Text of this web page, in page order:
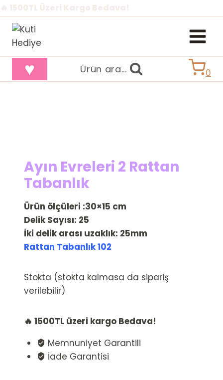
geç
♥ Ürün ara... 0
Ayın Evreleri 2 Rattan
Tabanlık
Ürün ölçüleri :30×15 cm
Delik Sayısı: 25
İki delik arası uzaklık: 25mm
Rattan Tabanlık 102
Stokta (stokta kalmasa da sipariş
verilebilir)
🔥 1500TL üzeri kargo Bedava!
Memnuniyet Garantili
İade Garantisi